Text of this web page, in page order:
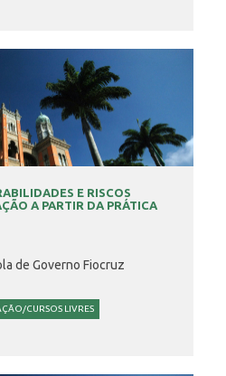
E RISCOS
A PARTIR DA PRÁTICA
de Governo Fiocruz
CURSOS LIVRES